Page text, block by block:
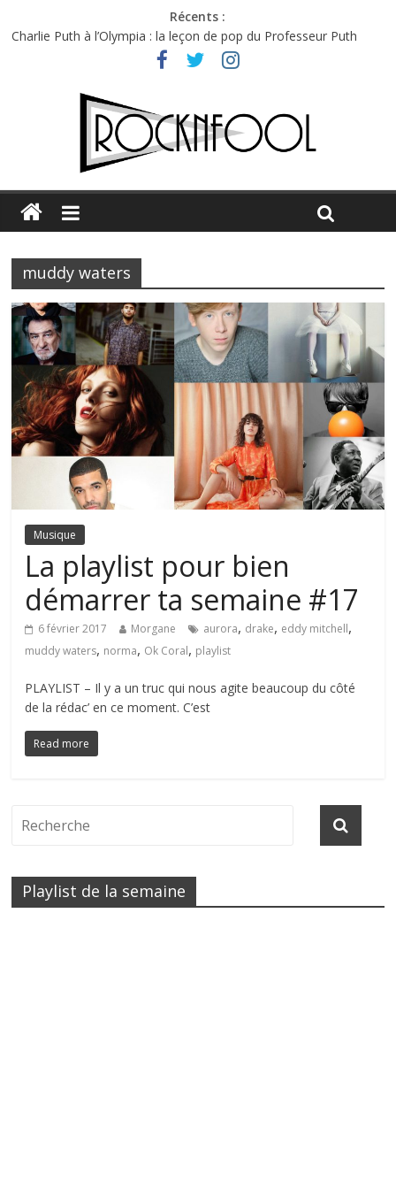
Récents :
Charlie Puth à l’Olympia : la leçon de pop du Professeur Puth
Festival Triptyque : un nouveau festival de musique indépendant
Hellfest 2026 vendredi : température et émotions en hausse
Hellfest 2026 jeudi : impossible de choisir entre chaleur et bonne
Première édition du Midgard Festival : entre bière, métal et
muddy waters
Musique
La playlist pour bien
démarrer ta semaine #17
6 février 2017 Morgane aurora, drake, eddy mitchell,
muddy waters, norma, Ok Coral, playlist
PLAYLIST – Il y a un truc qui nous agite beaucoup du côté
de la rédac’ en ce moment. C’est
Read more
Playlist de la semaine